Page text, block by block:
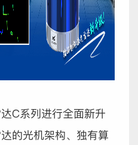
C系列进行全面新升
的光机架构、独有算